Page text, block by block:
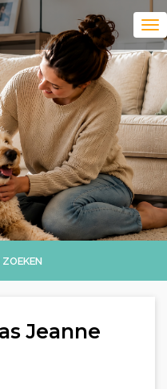
Jeanne